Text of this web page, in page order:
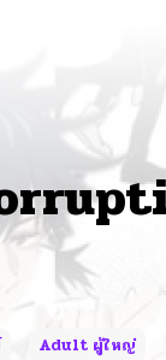
Adult ผู้ใหญ่